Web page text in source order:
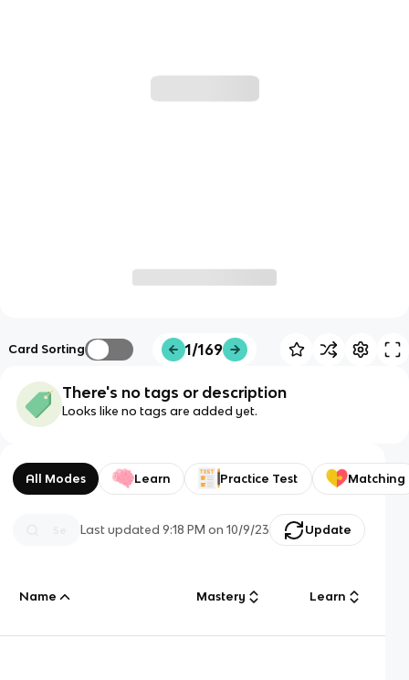
Card Sorting 1/169
There's no tags or description
Looks like no tags are added yet.
All Modes Learn Practice Test Matching
Last updated9:18 PM on 10/9/23 Update
Name Mastery Learn